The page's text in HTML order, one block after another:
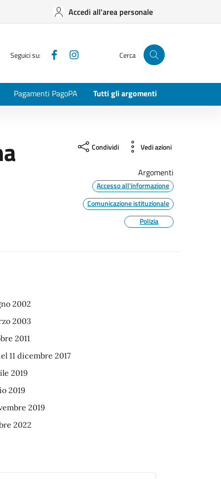
Accedi all'area personale
Seguici su: Facebook Cerca
Pagamenti PagoPA Tutti gli argomenti
Condividi Vedi azioni
Argomenti
Accesso all'informazione
Comunicazione istituzionale
Polizia
2002
2003
2011
11 dicembre 2017
2019
2019
2019
2022